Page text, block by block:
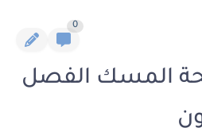
0
المسك الفصل